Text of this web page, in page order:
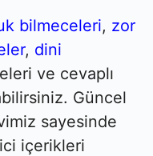
bilmeceleri, zor
, dini
ve cevaplı
Güncel
sayesinde
içerikleri